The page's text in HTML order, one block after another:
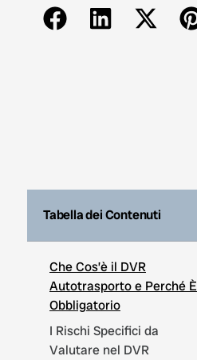
Tabella dei Contenuti
Che Cos’è il DVR
Autotrasporto e Perché È
Obbligatorio
I Rischi Specifici da
Valutare nel DVR